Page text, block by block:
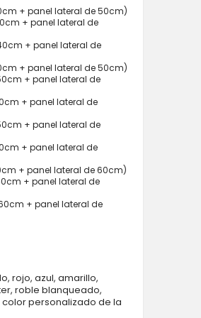
puerta entrada moderna con dos
+ panel lateral de 50cm)
+ panel lateral de
+ panel lateral de
+ panel lateral de 50cm)
+ panel lateral de
+ panel lateral de
+ panel lateral de
+ panel lateral de
+ panel lateral de 60cm)
+ panel lateral de
+ panel lateral de
rojo, azul, amarillo,
roble blanqueado,
personalizado de la